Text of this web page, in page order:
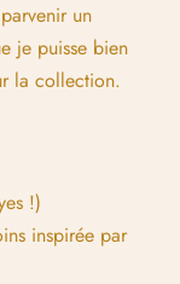
un
je puisse bien
la collection.
!)
inspirée par